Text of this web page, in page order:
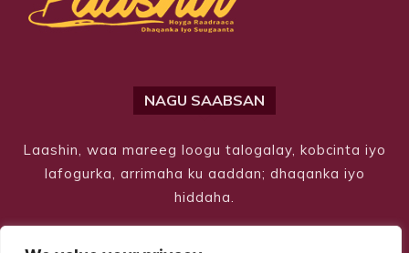
NAGU SAABSAN
Laashin, waa mareeg loogu talogalay, kobcinta iyo
lafogurka, arrimaha ku aaddan; dhaqanka iyo
hiddaha.